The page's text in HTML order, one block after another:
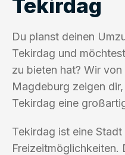
Tekirdag
Du planst deinen
Tekirdag und
zu bieten hat? Wir
Magdeburg zeigen
Tekirdag eine
Tekirdag ist eine Stadt
Freizeitmöglichkeiten.